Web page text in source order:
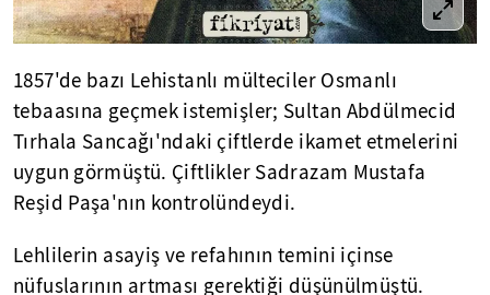
1857'de bazı Lehistanlı mülteciler Osmanlı
tebaasına geçmek istemişler; Sultan Abdülmecid
Tırhala Sancağı'ndaki çiftlerde ikamet etmelerini
uygun görmüştü. Çiftlikler Sadrazam Mustafa
Reşid Paşa'nın kontrolündeydi.
Lehlilerin asayiş ve refahının temini içinse
nüfuslarının artması gerektiği düşünülmüştü.